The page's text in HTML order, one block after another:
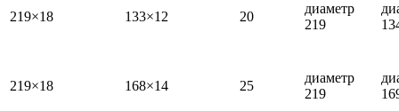
219×18 133×12 20
диаметр
219
219×18 168×14 25
диаметр
219